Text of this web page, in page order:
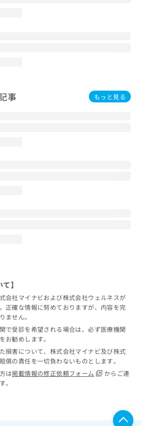
事 もっと見る
】
会社マイナビおよび株式会社ウェルネスが
正確な情報に努めておりますが、内容を完
ません。
で受診を希望される場合は、必ず医療機関
お勧めします。
損害について、株式会社マイナビ及び株式
償の責任を一切負わないものとします。
は掲載情報の修正依頼フォーム
からご連
。